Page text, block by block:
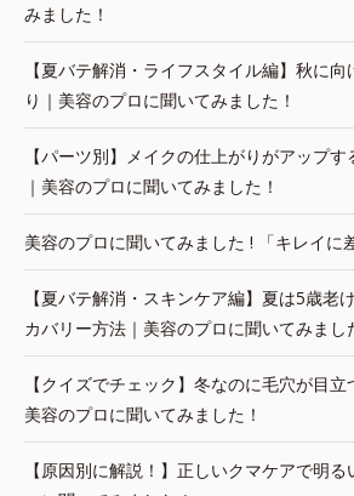
みました！
【夏バテ解消・ライフスタイル編】秋に向
り｜美容のプロに聞いてみました！
【パーツ別】メイクの仕上がりがアップ
｜美容のプロに聞いてみました！
美容のプロに聞いてみました ! 「キレイに
【夏バテ解消・スキンケア編】夏は5歳老
カバリー方法｜美容のプロに聞いてみまし
【クイズでチェック】冬なのに毛穴が目立
美容のプロに聞いてみました！
【原因別に解説！】正しいクマケアで明